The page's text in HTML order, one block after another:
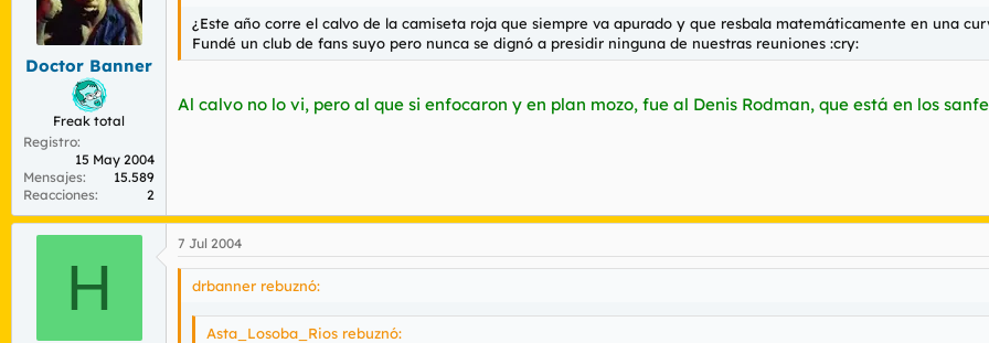
Doctor Banner
Freak total
Registro
15 May 2004
Mensajes
15.589
Reacciones
2
¿Este año corre el calvo de la camiseta roja que siempre va apurado y que resbala matemáticamente en una
Fundé un club de fans suyo pero nunca se dignó a presidir ninguna de nuestras reuniones :cry:
Al calvo no lo vi, pero al que si enfocaron y en plan mozo, fue al Denis Rodman, que está en los
H
7 Jul 2004
drbanner rebuznó:
Asta_Losoba_Rios rebuznó: